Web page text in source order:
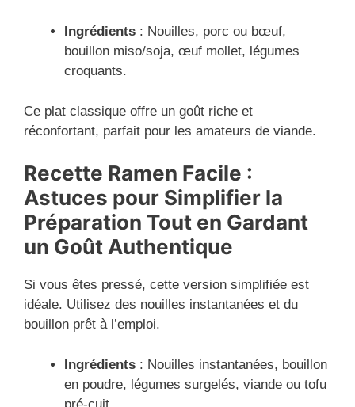
Ingrédients : Nouilles, porc ou bœuf,
bouillon miso/soja, œuf mollet, légumes
croquants.
Ce plat classique offre un goût riche et
réconfortant, parfait pour les amateurs de viande.
Recette Ramen Facile :
Astuces pour Simplifier la
Préparation Tout en Gardant
un Goût Authentique
Si vous êtes pressé, cette version simplifiée est
idéale. Utilisez des nouilles instantanées et du
bouillon prêt à l’emploi.
Ingrédients : Nouilles instantanées, bouillon
en poudre, légumes surgelés, viande ou tofu
pré-cuit.